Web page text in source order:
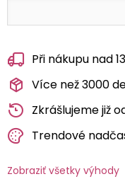
Při nákupu nad
Více než 3000
Zkrášlujeme již
Trendové
Zobraziť všetky výhody